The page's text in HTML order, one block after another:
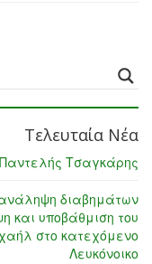
Τελευταία Νέα
Τσαγκάρης
διαβημάτων
και υποβάθμιση του
στο κατεχόμενο
Λευκόνοικο